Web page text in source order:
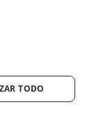
TODO